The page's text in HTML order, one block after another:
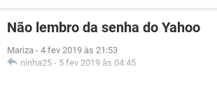
Não lembro da senha do Yahoo
Mariza - 4 fev 2019 às 21:53
ninha25 - 5 fev 2019 às 04:45